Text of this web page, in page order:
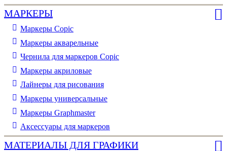
МАРКЕРЫ
Маркеры Copic
Маркеры акварельные
Чернила для маркеров Copic
Маркеры акриловые
Лайнеры для рисования
Маркеры универсальные
Маркеры Graphmaster
Аксессуары для маркеров
МАТЕРИАЛЫ ДЛЯ ГРАФИКИ